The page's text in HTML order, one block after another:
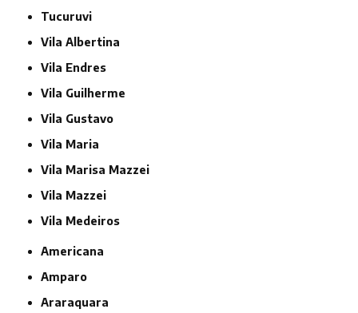
Tucuruvi
Vila Albertina
Vila Endres
Vila Guilherme
Vila Gustavo
Vila Maria
Vila Marisa Mazzei
Vila Mazzei
Vila Medeiros
Americana
Amparo
Araraquara